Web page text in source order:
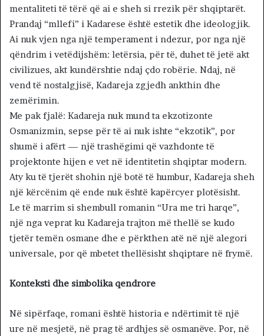
mentaliteti të tërë që ai e sheh si rrezik për shqiptarët.
Prandaj “mllefi” i Kadarese është estetik dhe ideologjik.
Ai nuk vjen nga një temperament i ndezur, por nga një
qëndrim i vetëdijshëm: letërsia, për të, duhet të jetë akt
civilizues, akt kundërshtie ndaj çdo robërie. Ndaj, në
vend të nostalgjisë, Kadareja zgjedh ankthin dhe
zemërimin.
Me pak fjalë: Kadareja nuk mund ta ekzotizonte
Osmanizmin, sepse për të ai nuk ishte “ekzotik”, por
shumë i afërt — një trashëgimi që vazhdonte të
projektonte hijen e vet në identitetin shqiptar modern.
Aty ku të tjerët shohin një botë të humbur, Kadareja sheh
një kërcënim që ende nuk është kapërcyer plotësisht.
Le të marrim si shembull romanin “Ura me tri harqe”,
një nga veprat ku Kadareja trajton më thellë se kudo
tjetër temën osmane dhe e përkthen atë në një alegori
universale, por që mbetet thellësisht shqiptare në frymë.
Konteksti dhe simbolika qendrore
Në sipërfaqe, romani është historia e ndërtimit të një
ure në mesjetë, në prag të ardhjes së osmanëve. Por, në